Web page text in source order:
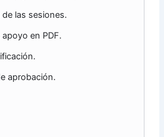
las sesiones.
en PDF.
aprobación.